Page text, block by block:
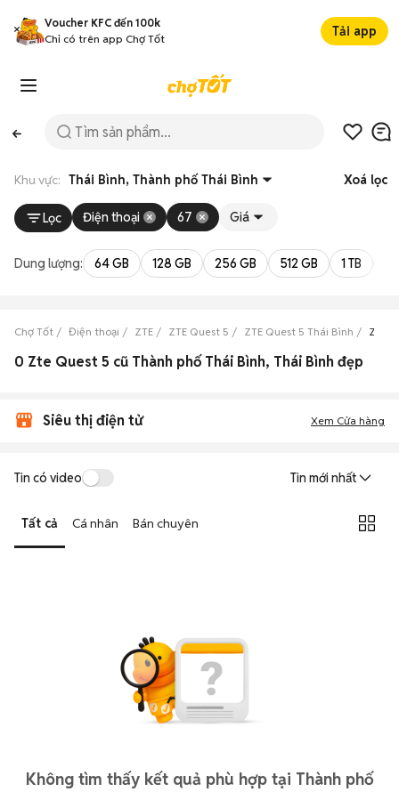
Voucher KFC đến 100k
Chỉ có trên app Chợ Tốt
Tải app
Khu vực: Thái Bình, Thành phố Thái Bình Xoá lọc
Lọc Điện thoại 67 Giá
Dung lượng: 64 GB 128 GB 256 GB 512 GB 1 TB
Chợ Tốt Điện thoại ZTE ZTE Quest 5 ZTE Quest 5 Thái Bình ZTE
0 Zte Quest 5 cũ Thành phố Thái Bình, Thái Bình đẹp
Siêu thị điện tử Xem Cửa hàng
Tin có video Tin mới nhất
Tất cả Cá nhân Bán chuyên
Không tìm thấy kết quả phù hợp tại Thành phố